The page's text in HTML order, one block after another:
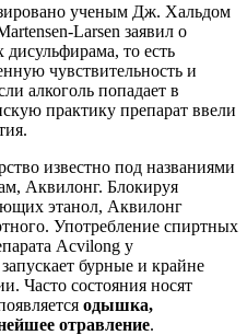
ученым Дж. Хальдом
Larsen заявил о
то есть
чувствительность и
алкоголь попадает в
практику препарат ввели
известно под названиями
Аквилонг. Блокируя
этанол, Аквилонг
Употребление спиртных
Acvilong у
бурные и крайне
Часто состояния носят
одышка,
отравление.